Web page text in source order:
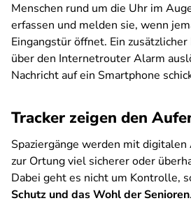
Menschen rund um die Uhr im
erfassen und melden sie, wenn
Eingangstür öffnet. Ein
über den Internetrouter Alarm
Nachricht auf ein Smartphone
Tracker zeigen den
Spaziergänge werden mit
zur Ortung viel sicherer oder
Dabei geht es nicht um Kontrolle,
Schutz und das Wohl der Senioren